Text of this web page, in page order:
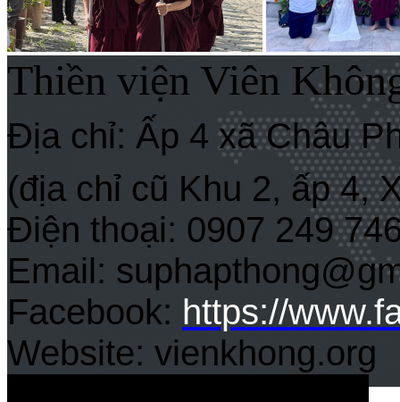
Thiền viện Viên
Địa chỉ: Ấp 4 xã Châu
(địa chỉ cũ Khu 2, ấp 4,
Điện thoại: 0907 249
Email:
Facebook: https://
Website: vienkhong.org